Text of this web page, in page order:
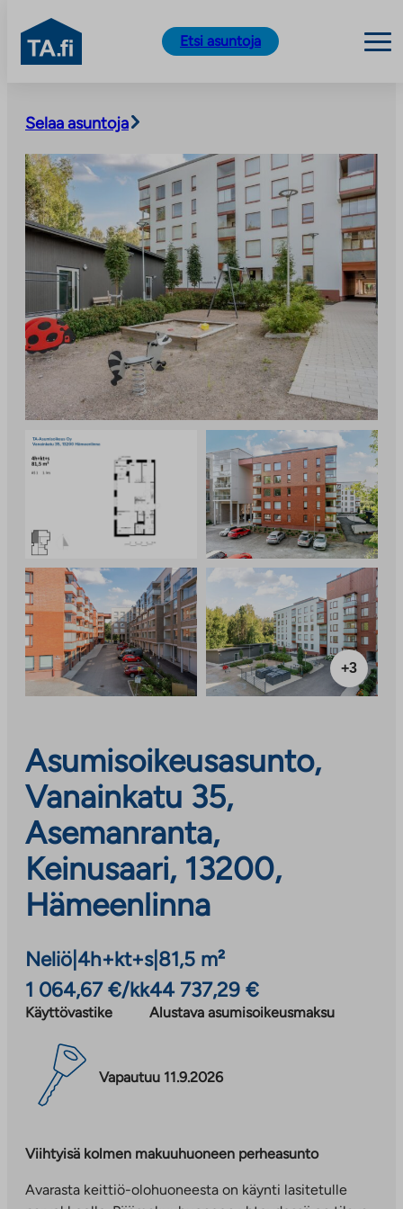
sisältöön
TA.fi
Etsi asuntoja
Selaa asuntoja
+3
Asumisoikeusasunto,
Vanainkatu 35,
Asemanranta,
Keinusaari, 13200,
Hämeenlinna
Neliö 4h+kt+s| 81,5 m²
1 064,67 €/kk
Käyttövastike
44 737,29 €
Alustava asumisoikeusmaksu
Vapautuu 11.9.2026
Viihtyisä kolmen makuuhuoneen perheasunto
Avarasta keittiö-olohuoneesta on käynti lasitetulle